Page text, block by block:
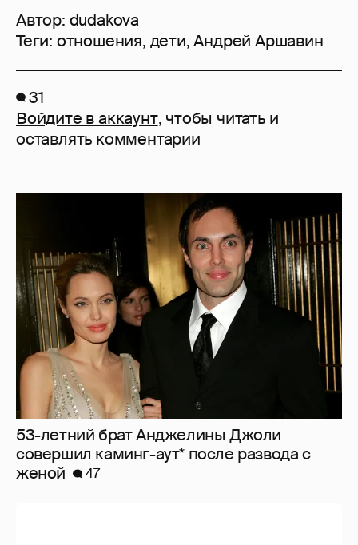
Автор: dudakova
Теги: отношения, дети,Андрей Аршавин
31
Войдите в аккаунт, чтобы читать и
оставлять комментарии
53-летний брат Анджелины Джоли
совершил каминг-аут* после развода с
женой
47